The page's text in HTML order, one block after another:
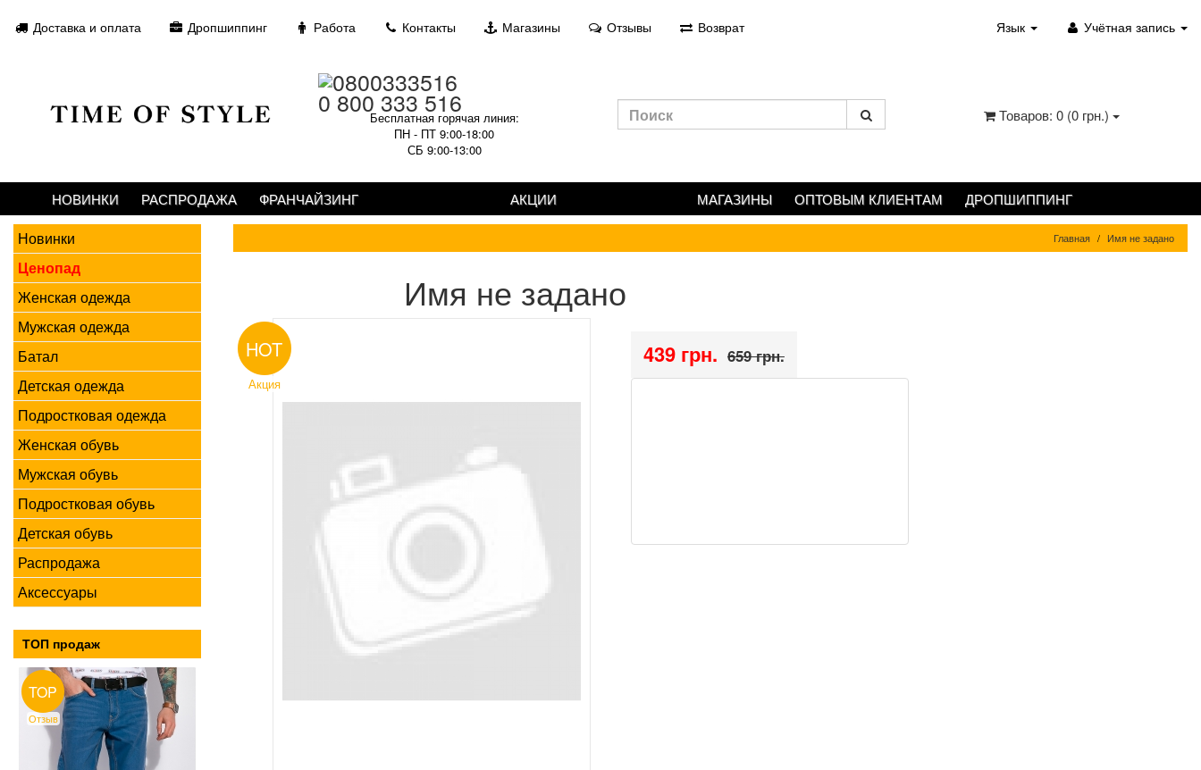
Доставка и оплата Дропшиппинг Работа Контакты Магазины Отзывы Возврат Язык Учётная запись
0 800 333 516
Бесплатная горячая линия:
ПН - ПТ 9:00-18:00
СБ 9:00-13:00
Товаров: 0 (0 грн.)
НОВИНКИ РАСПРОДАЖА ФРАНЧАЙЗИНГ АКЦИИ МАГАЗИНЫ ОПТОВЫМ КЛИЕНТАМ ДРОПШИППИНГ
Новинки
Ценопад
Женская одежда
Мужская одежда
Батал
Детская одежда
Подростковая одежда
Женская обувь
Мужская обувь
Подростковая обувь
Детская обувь
Распродажа
Аксессуары
ТОП продаж
TOP
Отзыв
Главная Имя не задано
Имя не задано
HOT
Акция
439 грн. 659 грн.